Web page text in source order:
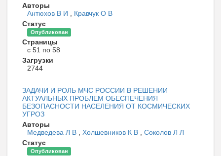
Авторы
Антюхов В И
Кравчук О В
Статус
Опубликован
Страницы
с 51 по 58
Загрузки
2744
ЗАДАЧИ И РОЛЬ МЧС РОССИИ В РЕШЕНИИ
АКТУАЛЬНЫХ ПРОБЛЕМ ОБЕСПЕЧЕНИЯ
БЕЗОПАСНОСТИ НАСЕЛЕНИЯ ОТ КОСМИЧЕСКИХ
УГРОЗ
Авторы
Медведева Л В
Холшевников К В
Соколов Л Л
Статус
Опубликован